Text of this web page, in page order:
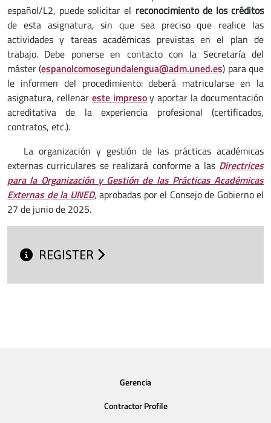
español/L2, puede solicitar el reconocimiento de los créditos
de esta asignatura, sin que sea preciso que realice las
actividades y tareas académicas previstas en el plan de
trabajo. Debe ponerse en contacto con la Secretaría del
máster (espanolcomosegundalengua@adm.uned.es) para que
le informen del procedimiento: deberá matricularse en la
asignatura, rellenar este impresoy aportar la documentación
acreditativa de la experiencia profesional (certificados,
contratos, etc.).
La organización y gestión de las prácticas académicas
externas curriculares se realizará conforme a las Directrices
para la Organización y Gestión de las Prácticas Académicas
Externas de la UNED, aprobadas por el Consejo de Gobierno el
27 de junio de 2025.
REGISTER
Gerencia
Contractor Profile